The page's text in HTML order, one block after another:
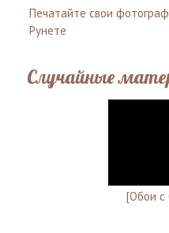
Печатайте свои
Рунете
Случайные
[Обои с